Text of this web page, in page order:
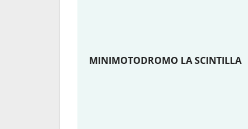
MINIMOTODROMO LA SCINTILLA